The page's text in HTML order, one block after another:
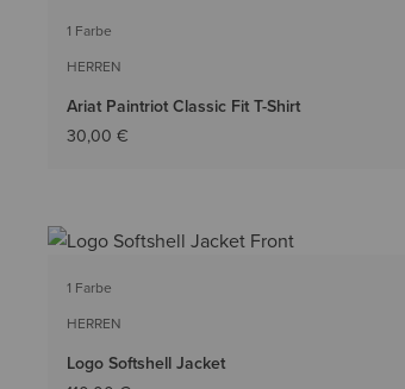
1 Farbe
HERREN
Ariat Paintriot Classic Fit T-Shirt
30,00 €
1 Farbe
HERREN
Logo Softshell Jacket